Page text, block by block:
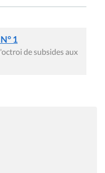
1
de subsides aux